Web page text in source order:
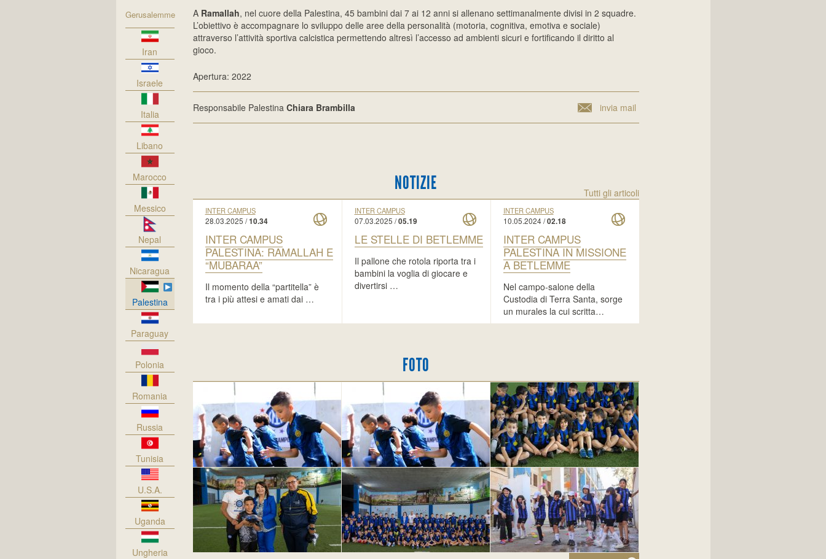
Gerusalemme
Iran
Israele
Italia
Libano
Marocco
Messico
Nepal
Nicaragua
Palestina
Paraguay
Polonia
Romania
Russia
Tunisia
U.S.A.
Uganda
Ungheria
A Ramallah, nel cuore della Palestina, 45 bambini dai 7 ai 12 anni si allenano settimanalmente divisi in 2 squadre.
L’obiettivo è accompagnare lo sviluppo delle aree della personalità (motoria, cognitiva, emotiva e sociale)
attraverso l’attività sportiva calcistica permettendo altresì l’accesso ad ambienti sicuri e fortificando il diritto al
gioco.
Apertura: 2022
Responsabile Palestina Chiara Brambilla invia mail
NOTIZIE Tutti gli articoli
INTER CAMPUS
28.03.2025 /10.34
INTER CAMPUS
PALESTINA: RAMALLAH E
“MUBARAA”
Il momento della “partitella” è
tra i più attesi e amati dai …
INTER CAMPUS
07.03.2025 /05.19
LE STELLE DI BETLEMME
Il pallone che rotola riporta tra i
bambini la voglia di giocare e
divertirsi …
INTER CAMPUS
10.05.2024 /02.18
INTER CAMPUS
PALESTINA IN MISSIONE
A BETLEMME
Nel campo-salone della
Custodia di Terra Santa, sorge
un murales la cui scritta…
FOTO